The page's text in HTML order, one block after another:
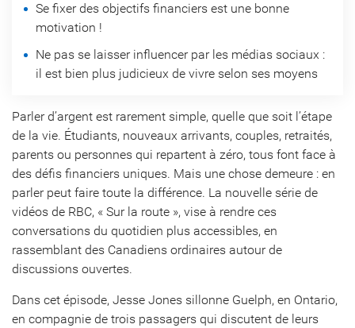
Se fixer des objectifs financiers est une bonne
motivation !
Ne pas se laisser influencer par les médias sociaux :
il est bien plus judicieux de vivre selon ses moyens
Parler d’argent est rarement simple, quelle que soit l’étape
de la vie. Étudiants, nouveaux arrivants, couples, retraités,
parents ou personnes qui repartent à zéro, tous font face à
des défis financiers uniques. Mais une chose demeure : en
parler peut faire toute la différence. La nouvelle série de
vidéos de RBC, « Sur la route », vise à rendre ces
conversations du quotidien plus accessibles, en
rassemblant des Canadiens ordinaires autour de
discussions ouvertes.
Dans cet épisode, Jesse Jones sillonne Guelph, en Ontario,
en compagnie de trois passagers qui discutent de leurs